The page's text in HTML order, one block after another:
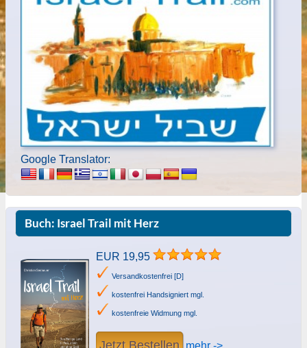
Google Translator:
Buch: Israel Trail mit Herz
EUR 19,95
Versandkostenfrei [D]
kostenfrei Handsigniert mgl.
kostenfreie Widmung mgl.
Jetzt Bestellen mehr ->